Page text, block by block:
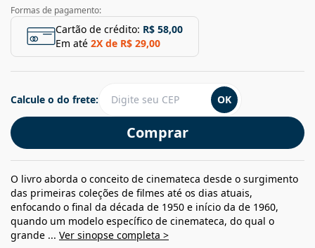
Formas de pagamento:
Cartão de crédito: R$ 58,00
Em até 2X de R$ 29,00
Comprar
Calcule o do frete: OK
O livro aborda o conceito de cinemateca desde o surgimento
das primeiras coleções de filmes até os dias atuais,
enfocando o final da década de 1950 e início da de 1960,
quando um modelo específico de cinemateca, do qual o
grande ... Ver sinopse completa >